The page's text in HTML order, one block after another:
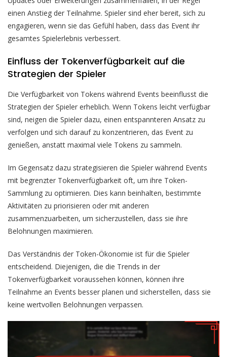
einen Anstieg der Teilnahme. Spieler sind eher bereit, sich zu
engagieren, wenn sie das Gefühl haben, dass das Event ihr
gesamtes Spielerlebnis verbessert.
Einfluss der Tokenverfügbarkeit auf die
Strategien der Spieler
Die Verfügbarkeit von Tokens während Events beeinflusst die
Strategien der Spieler erheblich. Wenn Tokens leicht verfügbar
sind, neigen die Spieler dazu, einen entspannteren Ansatz zu
verfolgen und sich darauf zu konzentrieren, das Event zu
genießen, anstatt maximal viele Tokens zu sammeln.
Im Gegensatz dazu strategisieren die Spieler während Events
mit begrenzter Tokenverfügbarkeit oft, um ihre Token-
Sammlung zu optimieren. Dies kann beinhalten, bestimmte
Aktivitäten zu priorisieren oder mit anderen
zusammenzuarbeiten, um sicherzustellen, dass sie ihre
Belohnungen maximieren.
Das Verständnis der Token-Ökonomie ist für die Spieler
entscheidend. Diejenigen, die die Trends in der
Tokenverfügbarkeit voraussehen können, können ihre
Teilnahme an Events besser planen und sicherstellen, dass sie
keine wertvollen Belohnungen verpassen.